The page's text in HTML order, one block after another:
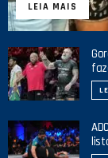
LEIA MAIS